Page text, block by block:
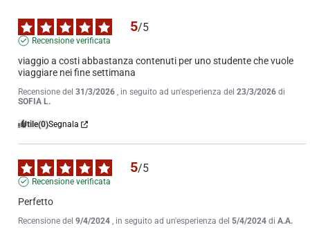
5/5
Recensione verificata
viaggio a costi abbastanza contenuti per uno studente che vuole
viaggiare nei fine settimana
Recensione del 31/3/2026 , in seguito ad un'esperienza del 23/3/2026 di
SOFIA L.
Utile(0)Segnala
5/5
Recensione verificata
Perfetto
Recensione del 9/4/2024 , in seguito ad un'esperienza del 5/4/2024 di A.A.